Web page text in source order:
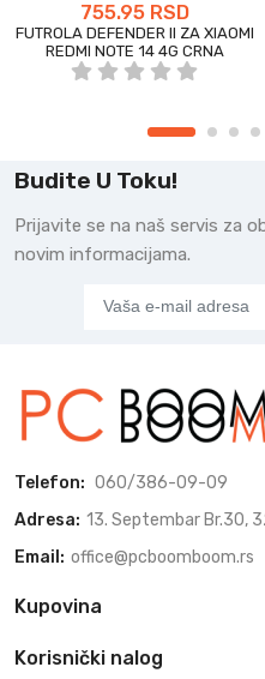
755.95 RSD
FUTROLA DEFENDER II ZA XIAOMI
REDMI NOTE 14 4G CRNA
Budite U Toku!
Prijavite se na naš servis za
novim informacijama.
Telefon: 060/386-09-09
Adresa: 13. Septembar Br.30,
Email: office@pcboomboom.rs
Kupovina
Korisnički nalog